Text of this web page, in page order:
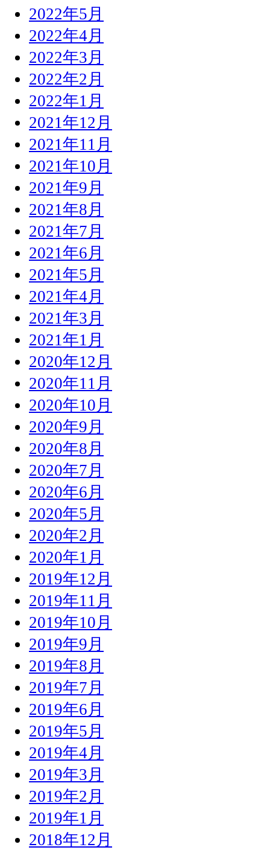
2022年5月
2022年4月
2022年3月
2022年2月
2022年1月
2021年12月
2021年11月
2021年10月
2021年9月
2021年8月
2021年7月
2021年6月
2021年5月
2021年4月
2021年3月
2021年1月
2020年12月
2020年11月
2020年10月
2020年9月
2020年8月
2020年7月
2020年6月
2020年5月
2020年2月
2020年1月
2019年12月
2019年11月
2019年10月
2019年9月
2019年8月
2019年7月
2019年6月
2019年5月
2019年4月
2019年3月
2019年2月
2019年1月
2018年12月